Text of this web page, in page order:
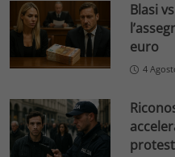
Blasi
euro
4